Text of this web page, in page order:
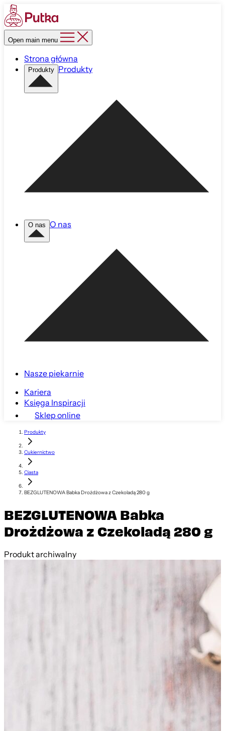
Open main menu
Strona główna
Produkty Produkty
O nas O nas
Nasze piekarnie
Kariera
Księga Inspiracji
Sklep online
Produkty
Cukiernictwo
Ciasta
BEZGLUTENOWA Babka Drożdżowa z Czekoladą 280 g
BEZGLUTENOWA Babka
Drożdżowa z Czekoladą 280 g
Produkt archiwalny